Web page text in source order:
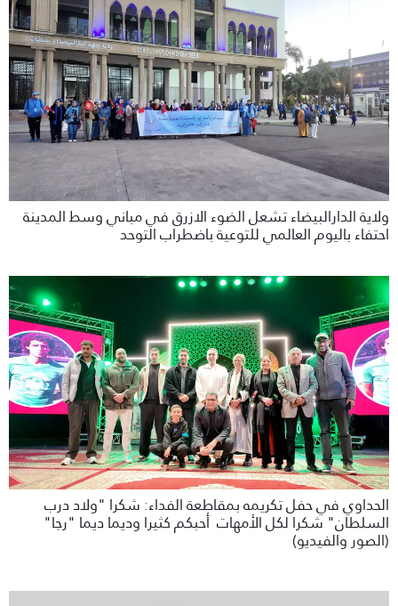
ولاية الدارالبيضاء تشعل الضوء الازرق في مباني وسط المدينة
احتفاء باليوم العالمي للتوعية باضطراب التوحد
الحداوي في حفل تكريمه بمقاطعة الفداء: شكرا "ولاد درب
السلطان" شكرا لكل الأمهات أحبكم كثيرا وديما ديما "رجا"
(الصور والفيديو)